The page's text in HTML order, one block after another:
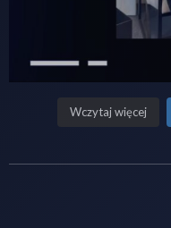
Wczytaj więcej